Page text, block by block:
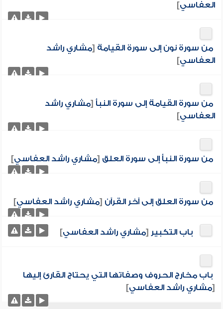
العفاسي]
من سورة نون إلى سورة القيامة [مشاري راشد
العفاسي]
من سورة القيامة إلى سورة النبأ [مشاري راشد
العفاسي]
من سورة النبأ إلى سورة العلق [مشاري راشد العفاسي]
من سورة العلق إلى آخر القرآن [مشاري راشد العفاسي]
باب التكبير [مشاري راشد العفاسي]
باب مخارج الحروف وصفاتها التي يحتاج القارئ إليها
[مشاري راشد العفاسي]